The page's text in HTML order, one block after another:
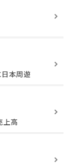
日本周遊
上高